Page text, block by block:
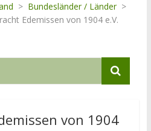
> Bundesländer / Länder >
Edemissen von 1904 e.V.
von 1904